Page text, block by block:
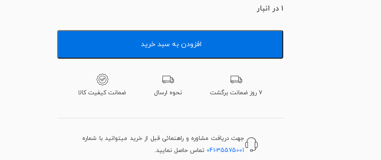
1 در انبار
افزودن به سبد خرید
۷ روز ضمانت برگشت نحوه ارسال ضمانت کیفیت کالا
جهت دریافت مشاوره و راهنمائی قبل از خرید میتوانید با شماره
041-35575001 تماس حاصل نمایید.